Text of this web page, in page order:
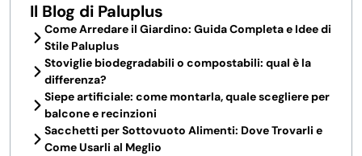
Il Blog di Paluplus
Come Arredare il Giardino: Guida Completa e Idee di
Stile Paluplus
Stoviglie biodegradabili o compostabili: qual è la
differenza?
Siepe artificiale: come montarla, quale scegliere per
balcone e recinzioni
Sacchetti per Sottovuoto Alimenti: Dove Trovarli e
Come Usarli al Meglio